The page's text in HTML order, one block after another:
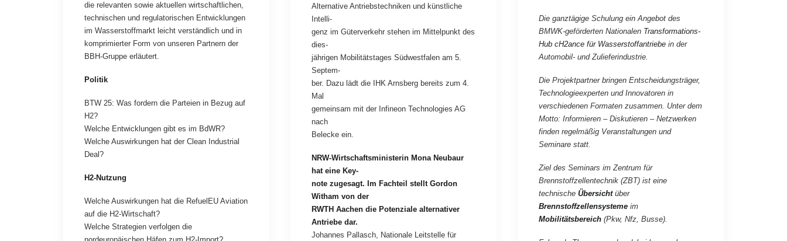
die relevanten sowie aktuellen wirtschaftlichen,
technischen und regulatorischen Entwicklungen
im Wasserstoffmarkt leicht verständlich und in
komprimierter Form von unseren Partnern der
BBH-Gruppe erläutert.
Politik
BTW 25: Was fordern die Parteien in Bezug auf
H2?
Welche Entwicklungen gibt es im BdWR?
Welche Auswirkungen hat der Clean Industrial
Deal?
H2-Nutzung
Welche Auswirkungen hat die RefuelEU Aviation
auf die H2-Wirtschaft?
Welche Strategien verfolgen die
Alternative Antriebstechniken und künstliche
Intelli-
genz im Güterverkehr stehen im Mittelpunkt des
dies-
jährigen Mobilitätstages Südwestfalen am 5.
Septem-
ber. Dazu lädt die IHK Arnsberg bereits zum 4.
Mal
gemeinsam mit der Infineon Technologies AG
nach
Belecke ein.
NRW-Wirtschaftsministerin Mona Neubaur
hat eine Key-
note zugesagt. Im Fachteil stellt Gordon
Witham von der
RWTH Aachen die Potenziale alternativer
Antriebe dar.
Johannes Pallasch, Nationale Leitstelle für
Die ganztägige Schulung ein Angebot des
BMWK-geförderten Nationalen Transformations-
Hub cH2ance für Wasserstoffantriebe in der
Automobil- und Zulieferindustrie.
Die Projektpartner bringen Entscheidungsträger,
Technologieexperten und Innovatoren in
verschiedenen Formaten zusammen. Unter dem
Motto: Informieren – Diskutieren – Netzwerken
finden regelmäßig Veranstaltungen und
Seminare statt.
Ziel des Seminars im Zentrum für
Brennstoffzellentechnik (ZBT) ist eine
technische Übersichtüber
Brennstoffzellensysteme im
Mobilitätsbereich (Pkw, Nfz, Busse).